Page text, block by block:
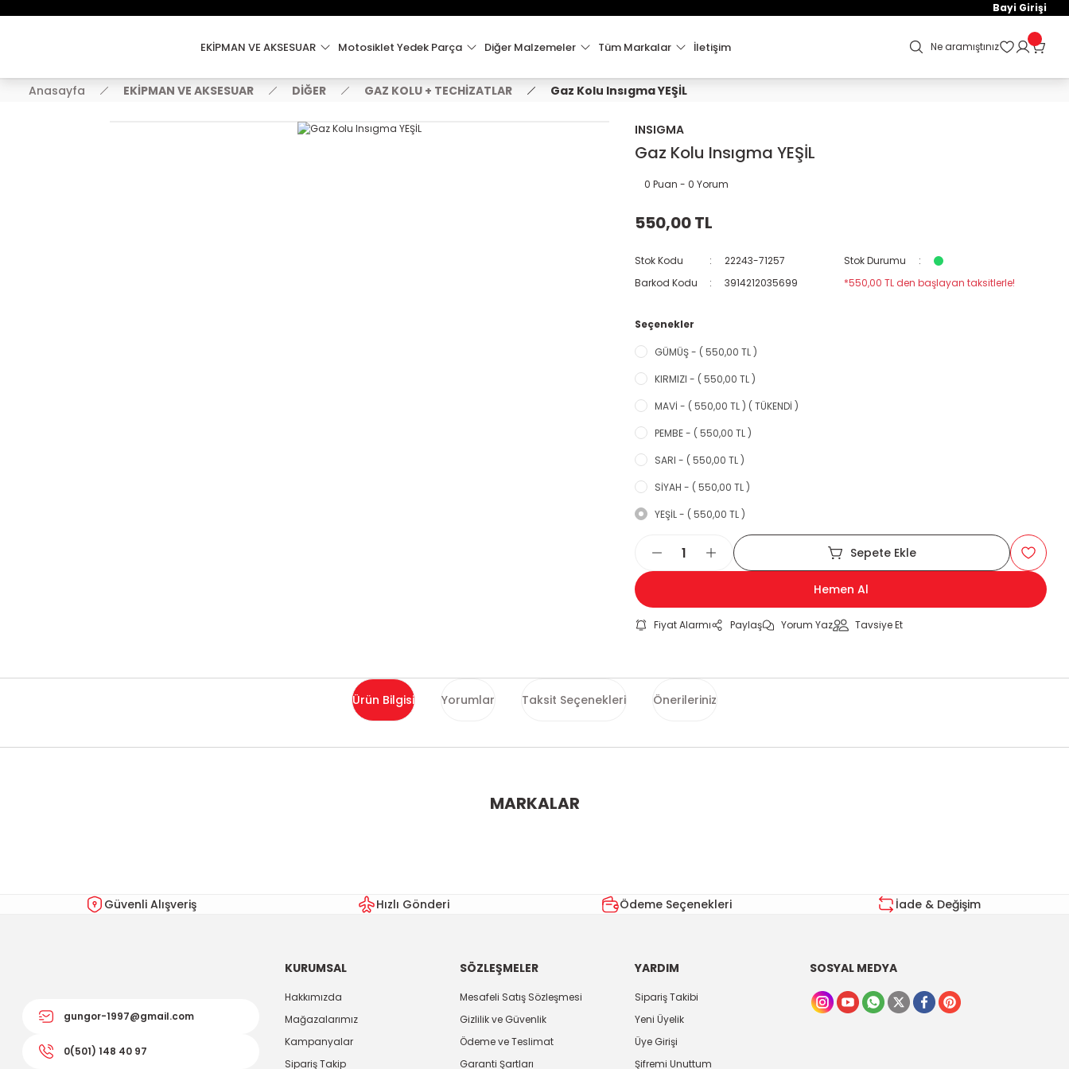
2000 TL VE ÜZERİ KARGO ÜCRETSİZ !
Bayi Girişi
EKİPMAN VE AKSESUAR Motosiklet Yedek Parça Diğer Malzemeler Tüm Markalar İletişim Ne aramıştınız
Anasayfa EKİPMAN VE AKSESUAR DİĞER GAZ KOLU + TECHİZATLAR Gaz Kolu Insıgma YEŞİL
INSIGMA
Gaz Kolu Insıgma YEŞİL
0 Puan - 0 Yorum
550,00 TL
Stok Kodu 22243-71257
Stok Durumu
Barkod Kodu
3914212035699 *550,00 TL den başlayan taksitlerle!
Seçenekler
GÜMÜŞ - ( 550,00 TL )
KIRMIZI - ( 550,00 TL )
MAVİ - ( 550,00 TL ) ( TÜKENDİ )
PEMBE - ( 550,00 TL )
SARI - ( 550,00 TL )
SİYAH - ( 550,00 TL )
YEŞİL - ( 550,00 TL )
Sepete Ekle
Hemen Al
Fiyat Alarmı Paylaş Yorum Yaz Tavsiye Et
Ürün Bilgisi Yorumlar Taksit Seçenekleri Önerileriniz
Bu ürüne ilk yorumu siz yapın!
Ürün fiyatı diğer sitelerden daha pahalı.
MARKALAR
Güvenli Alışveriş Hızlı Gönderi Ödeme Seçenekleri İade & Değişim
gungor-1997@gmail.com
0(501) 148 40 97
KURUMSAL
Hakkımızda
Mağazalarımız
Kampanyalar
Sipariş Takip
SÖZLEŞMELER
Mesafeli Satış Sözleşmesi
Gizlilik ve Güvenlik
Ödeme ve Teslimat
Garanti Şartları
YARDIM
Sipariş Takibi
Yeni Üyelik
Üye Girişi
Şifremi Unuttum
SOSYAL MEDYA